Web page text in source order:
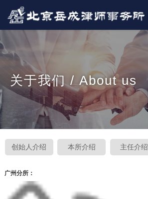
关于我们 / About us
创始人介绍 本所介绍 主任介绍
广州分所：